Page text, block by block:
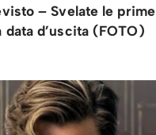
– Svelate le prime
data d’uscita (FOTO)